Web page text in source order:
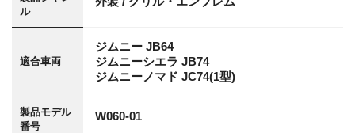
ル
適合車両
ジムニー JB64
ジムニーシエラ JB74
ジムニーノマド JC74(1型)
製品モデル
番号
W060-01